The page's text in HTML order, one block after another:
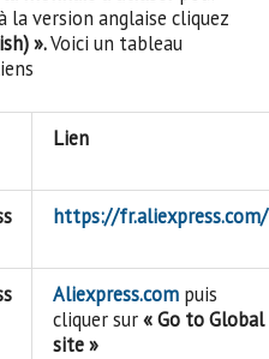
la version anglaise cliquez
».Voici un tableau
Lien
https://fr.aliexpress.com/
Aliexpress.compuis
cliquer sur« Go to Global
site »